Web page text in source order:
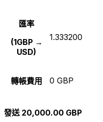
匯率
(1GBP →
USD)
1.333200
轉帳費用 0 GBP
發送 20,000.00 GBP